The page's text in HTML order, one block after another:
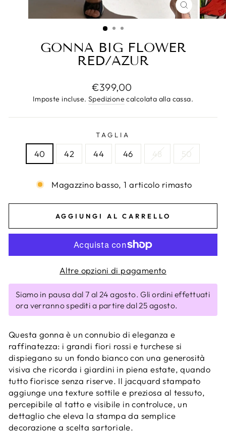
CHIUDI
(ESC)
GONNA BIG FLOWER
RED/AZUR
Prezzo
di
€399,00
Imposte incluse. Spedizione calcolata alla cassa.
TAGLIA
40 42 44 46 48 50
Magazzino basso, 1 articolo rimasto
AGGIUNGI AL CARRELLO
Altre opzioni di pagamento
Siamo in pausa dal 7 al 24 agosto. Gli ordini effettuati
ora verranno spediti a partire dal 25 agosto.
Questa gonna è un connubio di eleganza e
raffinatezza: i grandi fiori rossi e turchese si
dispiegano su un fondo bianco con una generosità
visiva che ricorda i giardini in piena estate, quando
tutto fiorisce senza riserve. Il jacquard stampato
aggiunge una texture sottile e preziosa al tessuto,
percepibile al tatto e visibile in controluce, un
dettaglio che eleva la stampa da semplice
decorazione a scelta sartoriale.